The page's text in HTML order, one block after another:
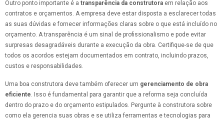
Outro ponto importante é a transparência da construtora em relação aos
contratos e orçamentos. A empresa deve estar disposta a esclarecer todas
as suas dúvidas e fornecer informações claras sobre o que está incluído no
orçamento. A transparência é um sinal de profissionalismo e pode evitar
surpresas desagradáveis durante a execução da obra. Certifique-se de que
todos os acordos estejam documentados em contrato, incluindo prazos,
custos e responsabilidades.
Uma boa construtora deve também oferecer um gerenciamento de obra
eficiente. Isso é fundamental para garantir que a reforma seja concluída
dentro do prazo e do orçamento estipulados. Pergunte à construtora sobre
como ela gerencia suas obras e se utiliza ferramentas e tecnologias para